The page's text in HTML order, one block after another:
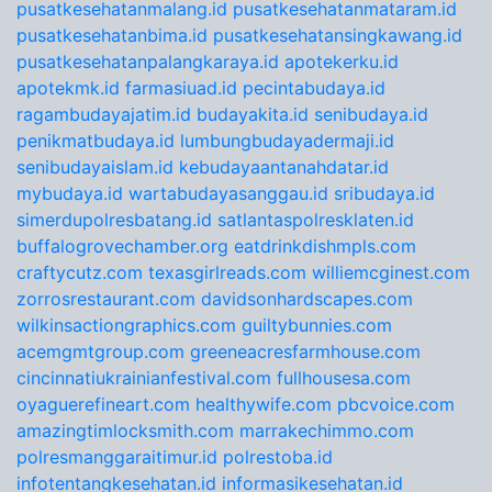
pusatkesehatanmalang.id pusatkesehatanmataram.id
pusatkesehatanbima.id pusatkesehatansingkawang.id
pusatkesehatanpalangkaraya.id apotekerku.id
apotekmk.id farmasiuad.id pecintabudaya.id
ragambudayajatim.id budayakita.id senibudaya.id
penikmatbudaya.id lumbungbudayadermaji.id
senibudayaislam.id kebudayaantanahdatar.id
mybudaya.id wartabudayasanggau.id sribudaya.id
simerdupolresbatang.id satlantaspolresklaten.id
buffalogrovechamber.org eatdrinkdishmpls.com
craftycutz.com texasgirlreads.com williemcginest.com
zorrosrestaurant.com davidsonhardscapes.com
wilkinsactiongraphics.com guiltybunnies.com
acemgmtgroup.com greeneacresfarmhouse.com
cincinnatiukrainianfestival.com fullhousesa.com
oyaguerefineart.com healthywife.com pbcvoice.com
amazingtimlocksmith.com marrakechimmo.com
polresmanggaraitimur.id polrestoba.id
infotentangkesehatan.id informasikesehatan.id